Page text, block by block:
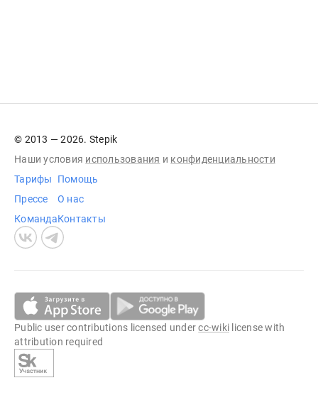
© 2013 — 2026. Stepik
Наши условия использования и конфиденциальности
Тарифы
Прессе
Команда
Помощь
О нас
Контакты
Public user contributions licensed undercc-wiki license with
attribution required